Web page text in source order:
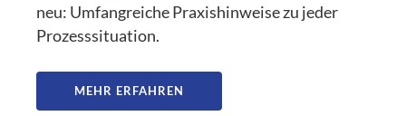
neu: Umfangreiche Praxishinweise zu jeder
Prozesssituation.
MEHR ERFAHREN